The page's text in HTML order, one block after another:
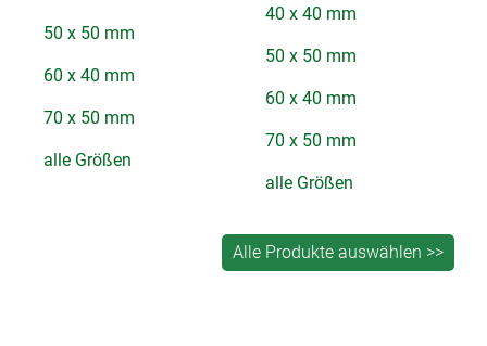
50 x 50 mm
60 x 40 mm
70 x 50 mm
alle Größen
40 x 40 mm
50 x 50 mm
60 x 40 mm
70 x 50 mm
alle Größen